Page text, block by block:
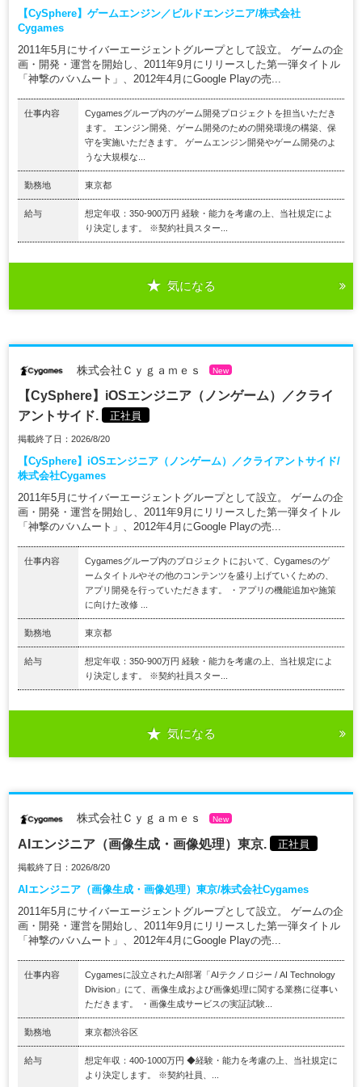
【CySphere】ゲームエンジン／ビルドエンジニア/株式会社
Cygames
2011年5月にサイバーエージェントグループとして設立。 ゲームの企
画・開発・運営を開始し、2011年9月にリリースした第一弾タイトル
「神撃のバハムート」、2012年4月にGoogle Playの売...
仕事内容
Cygamesグループ内のゲーム開発プロジェクトを担当いただき
ます。 エンジン開発、ゲーム開発のための開発環境の構築、保
守を実施いただきます。 ゲームエンジン開発やゲーム開発のよ
うな大規模な...
勤務地 東京都
給与
想定年収：350-900万円 経験・能力を考慮の上、当社規定によ
り決定します。 ※契約社員スター...
気になる
株式会社Ｃｙｇａｍｅｓ New
【CySphere】iOSエンジニア（ノンゲーム）／クライ
アントサイド.
正社員
掲載終了日：2026/8/20
【CySphere】iOSエンジニア（ノンゲーム）／クライアントサイド/
株式会社Cygames
2011年5月にサイバーエージェントグループとして設立。 ゲームの企
画・開発・運営を開始し、2011年9月にリリースした第一弾タイトル
「神撃のバハムート」、2012年4月にGoogle Playの売...
仕事内容
Cygamesグループ内のプロジェクトにおいて、Cygamesのゲ
ームタイトルやその他のコンテンツを盛り上げていくための、
アプリ開発を行っていただきます。 ・アプリの機能追加や施策
に向けた改修 ...
勤務地 東京都
給与
想定年収：350-900万円 経験・能力を考慮の上、当社規定によ
り決定します。 ※契約社員スター...
気になる
株式会社Ｃｙｇａｍｅｓ New
AIエンジニア（画像生成・画像処理）東京. 正社員
掲載終了日：2026/8/20
AIエンジニア（画像生成・画像処理）東京/株式会社Cygames
2011年5月にサイバーエージェントグループとして設立。 ゲームの企
画・開発・運営を開始し、2011年9月にリリースした第一弾タイトル
「神撃のバハムート」、2012年4月にGoogle Playの売...
仕事内容
Cygamesに設立されたAI部署「AIテクノロジー / AI Technology
Division」にて、画像生成および画像処理に関する業務に従事い
ただきます。 ・画像生成サービスの実証試験...
勤務地 東京都渋谷区
給与
想定年収：400-1000万円 ◆経験・能力を考慮の上、当社規定に
より決定します。 ※契約社員、...